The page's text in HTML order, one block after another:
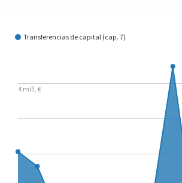
¿Cómo se gasta?
Transferencias de capital (cap. 7)
4 mill. €